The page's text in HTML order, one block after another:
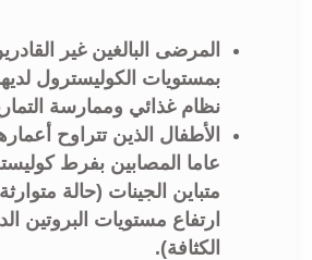
المرضى البالغين غير
بمستويات الكوليسترول
نظام غذائي وممارسة
عاما المصابين بفرط
متباين الجينات (حالة
ارتفاع مستويات البروتين
الكثافة).